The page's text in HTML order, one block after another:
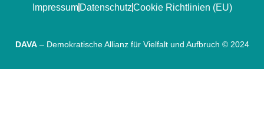
Impressum DatenschutzCookie Richtlinien (EU)
DAVA– Demokratische Allianz für Vielfalt und Aufbruch © 2024